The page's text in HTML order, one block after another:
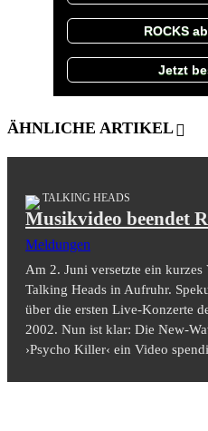
ROCKS
Jetzt
ÄHNLICHE ARTIKEL
TALKING HEADS
Musikvideo beendet
Meldungen
Am 2. Juni versetzte ein
Talking Heads in Aufruhr.
über die ersten Live-Konzerte
2002. Nun ist klar: Die New-
›Psycho Killer‹ ein Video